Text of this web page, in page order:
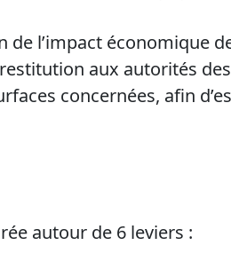
de l’impact économique
aux autorités
concernées, afin
autour de 6 leviers :